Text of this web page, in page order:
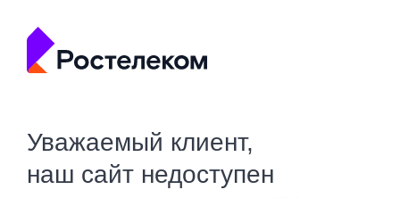
Уважаемый клиент,
наш сайт недоступен